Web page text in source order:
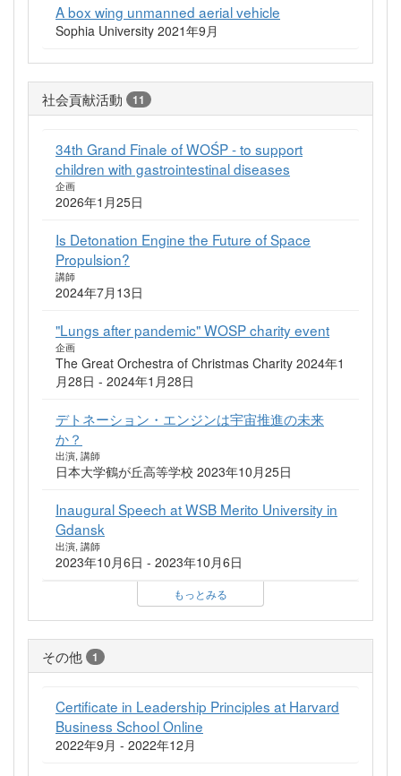
A box wing unmanned aerial vehicle
Sophia University 2021年9月
社会貢献活動 11
34th Grand Finale of WOŚP - to support
children with gastrointestinal diseases
企画
2026年1月25日
Is Detonation Engine the Future of Space
Propulsion?
講師
2024年7月13日
"Lungs after pandemic" WOSP charity event
企画
The Great Orchestra of Christmas Charity 2024年1
月28日 - 2024年1月28日
デトネーション・エンジンは宇宙推進の未来
か？
出演, 講師
日本大学鶴が丘高等学校 2023年10月25日
Inaugural Speech at WSB Merito University in
Gdansk
出演, 講師
2023年10月6日 - 2023年10月6日
もっとみる
その他 1
Certificate in Leadership Principles at Harvard
Business School Online
2022年9月 - 2022年12月